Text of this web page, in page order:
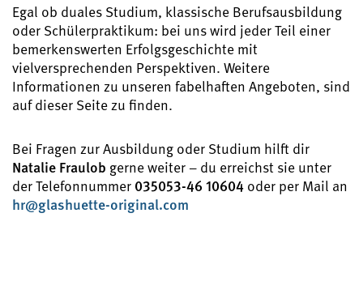
Deutsch English Français Italiano
Menü schließen
Egal ob duales Studium, klassische Berufsausbildung
oder Schülerpraktikum: bei uns wird jeder Teil einer
bemerkenswerten Erfolgsgeschichte mit
vielversprechenden Perspektiven. Weitere
Informationen zu unseren fabelhaften Angeboten, sind
auf dieser Seite zu finden.
Bei Fragen zur Ausbildung oder Studium hilft dir
Natalie Fraulob gerne weiter – du erreichst sie unter
der Telefonnummer035053-46 10604oder per Mail an
hr@glashuette-original.com